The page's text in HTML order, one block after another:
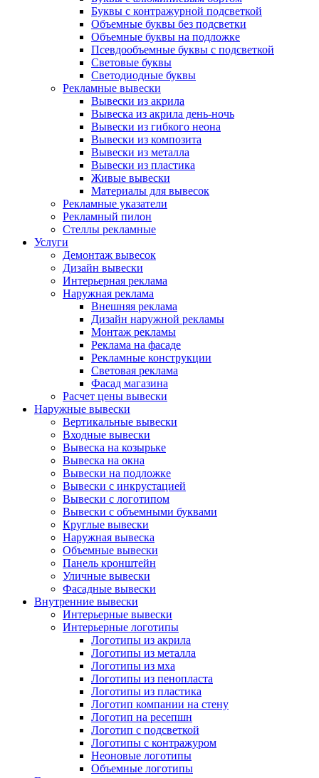
Буквы с контражурной подсветкой
Объемные буквы без подсветки
Объемные буквы на подложке
Псевдообъемные буквы с подсветкой
Световые буквы
Светодиодные буквы
Рекламные вывески
Вывески из акрила
Вывеска из акрила день-ночь
Вывески из гибкого неона
Вывески из композита
Вывески из металла
Вывески из пластика
Живые вывески
Материалы для вывесок
Рекламные указатели
Рекламный пилон
Стеллы рекламные
Услуги
Демонтаж вывесок
Дизайн вывески
Интерьерная реклама
Наружная реклама
Внешняя реклама
Дизайн наружной рекламы
Монтаж рекламы
Реклама на фасаде
Рекламные конструкции
Световая реклама
Фасад магазина
Расчет цены вывески
Наружные вывески
Вертикальные вывески
Входные вывески
Вывеска на козырьке
Вывеска на окна
Вывески на подложке
Вывески с инкрустацией
Вывески с логотипом
Вывески с объемными буквами
Круглые вывески
Наружная вывеска
Объемные вывески
Панель кронштейн
Уличные вывески
Фасадные вывески
Внутренние вывески
Интерьерные вывески
Интерьерные логотипы
Логотипы из акрила
Логотипы из металла
Логотипы из мха
Логотипы из пенопласта
Логотипы из пластика
Логотип компании на стену
Логотип на ресепшн
Логотип с подсветкой
Логотипы с контражуром
Неоновые логотипы
Объемные логотипы